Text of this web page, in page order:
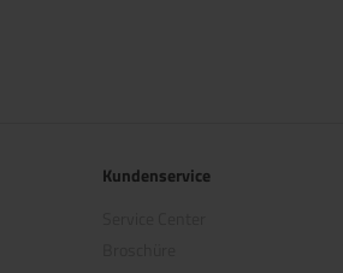
Kundenservice